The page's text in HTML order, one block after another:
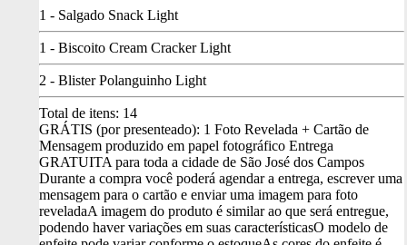
1 - Salgado Snack Light
1 - Biscoito Cream Cracker Light
2 - Blister Polanguinho Light
Total de itens: 14
GRÁTIS (por presenteado): 1 Foto Revelada + Cartão de
Mensagem produzido em papel fotográfico Entrega
GRATUITA para toda a cidade de São José dos Campos
Durante a compra você poderá agendar a entrega, escrever uma
mensagem para o cartão e enviar uma imagem para foto
reveladaA imagem do produto é similar ao que será entregue,
podendo haver variações em suas característicasO modelo de